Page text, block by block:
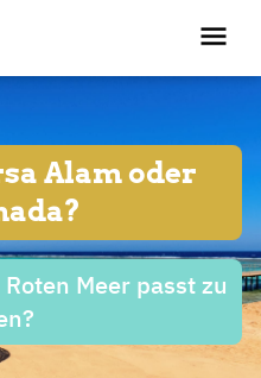
Alam oder
Meer passt zu